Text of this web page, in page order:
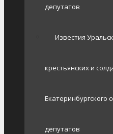
депутатов
Известия
крестьянских и
Екатеринбургского
депутатов